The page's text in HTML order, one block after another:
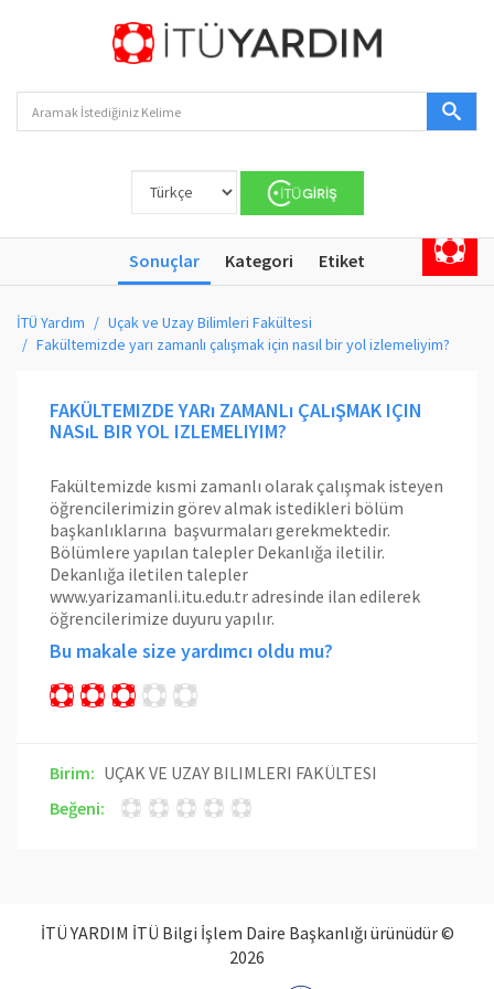
Sonuçlar Kategori Etiket
İTÜ Yardım
Uçak ve Uzay Bilimleri Fakültesi
Fakültemizde yarı zamanlı çalışmak için nasıl bir yol izlemeliyim?
FAKÜLTEMIZDE YARı ZAMANLı ÇALıŞMAK IÇIN
NASıL BIR YOL IZLEMELIYIM?
Fakültemizde kısmi zamanlı olarak çalışmak isteyen
öğrencilerimizin görev almak istedikleri bölüm
başkanlıklarına başvurmaları gerekmektedir.
Bölümlere yapılan talepler Dekanlığa iletilir.
Dekanlığa iletilen talepler
www.yarizamanli.itu.edu.tradresinde ilan edilerek
öğrencilerimize duyuru yapılır.
Bu makale size yardımcı oldu mu?
Birim: UÇAK VE UZAY BILIMLERI FAKÜLTESI
Beğeni:
İTÜ YARDIM İTÜ Bilgi İşlem Daire Başkanlığı ürünüdür ©
2026